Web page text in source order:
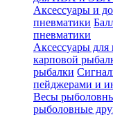
Аксессуары и
пневматики
пневматики
Аксессуары
карповой
рыбалки
пейджерами и
Весы
рыболовные